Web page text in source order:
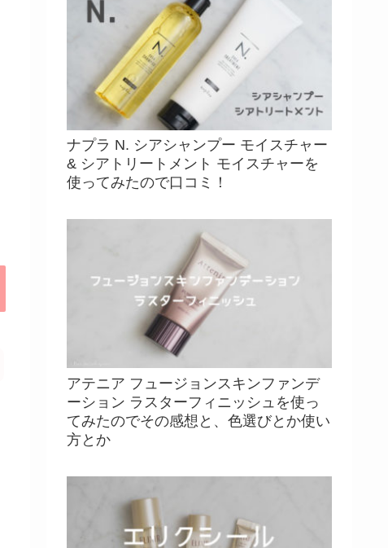
ナプラ N. シアシャンプー モイスチャー
& シアトリートメント モイスチャーを
使ってみたので口コミ！
アテニア フュージョンスキンファンデ
ーション ラスターフィニッシュを使っ
てみたのでその感想と、色選びとか使い
方とか